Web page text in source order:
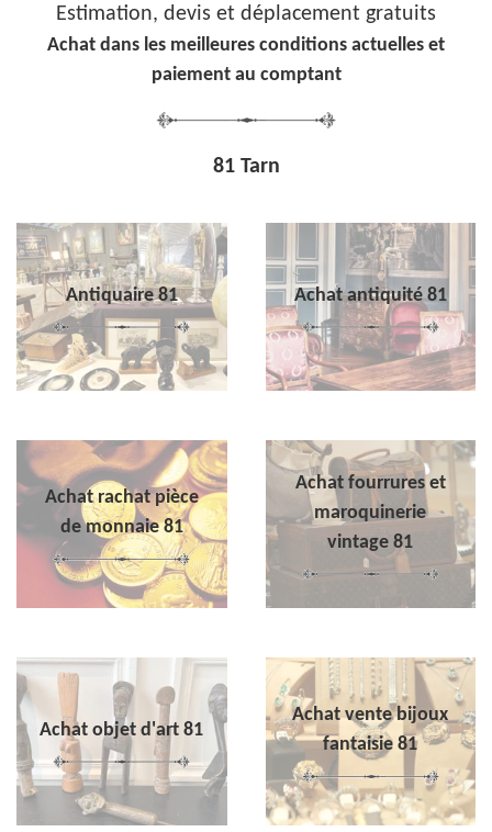
Estimation, devis et déplacement gratuits
Achat dans les meilleures conditions actuelles et
paiement au comptant
81 Tarn
Antiquaire 81 Achat antiquité 81
Achat rachat pièce
de monnaie 81
Achat fourrures et
maroquinerie
vintage 81
Achat objet d'art 81
Achat vente bijoux
fantaisie 81